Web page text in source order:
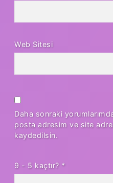
Web Sitesi
Daha sonraki
posta adresim ve site
kaydedilsin.
9 - 5 kaçtır? *